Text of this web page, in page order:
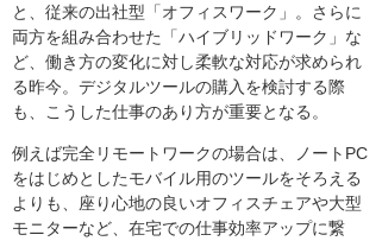
と、従来の出社型「オフィスワーク」。さらに
両方を組み合わせた「ハイブリッドワーク」な
ど、働き方の変化に対し柔軟な対応が求められ
る昨今。デジタルツールの購入を検討する際
も、こうした仕事のあり方が重要となる。
例えば完全リモートワークの場合は、ノートPC
をはじめとしたモバイル用のツールをそろえる
よりも、座り心地の良いオフィスチェアや大型
モニターなど、在宅での仕事効率アップに繋